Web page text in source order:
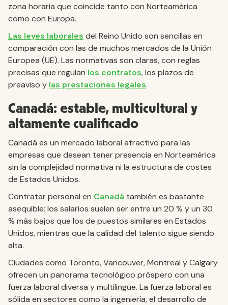
zona horaria que coincide tanto con Norteamérica
como con Europa.
Las leyes laborales del Reino Unido son sencillas en
comparación con las de muchos mercados de la Unión
Europea (UE). Las normativas son claras, con reglas
precisas que regulan los contratos, los plazos de
preaviso y las prestaciones legales.
Canadá: estable, multicultural y
altamente cualificado
Canadá es un mercado laboral atractivo para las
empresas que desean tener presencia en Norteamérica
sin la complejidad normativa ni la estructura de costes
de Estados Unidos.
Contratar personal en Canadá también es bastante
asequible: los salarios suelen ser entre un 20 % y un 30
% más bajos que los de puestos similares en Estados
Unidos, mientras que la calidad del talento sigue siendo
alta.
Ciudades como Toronto, Vancouver, Montreal y Calgary
ofrecen un panorama tecnológico próspero con una
fuerza laboral diversa y multilingüe. La fuerza laboral es
sólida en sectores como la ingeniería, el desarrollo de